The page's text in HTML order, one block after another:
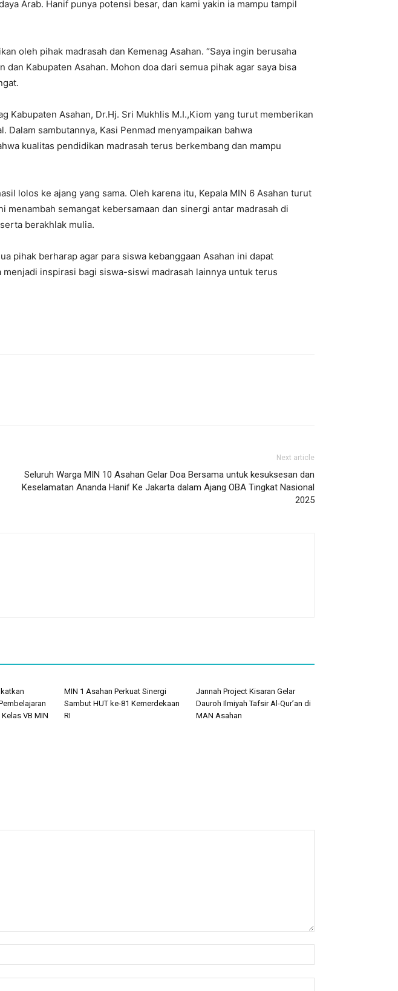
Arab. Hanif punya potensi besar, dan kami yakin ia mampu tampil
oleh pihak madrasah dan Kemenag Asahan. “Saya ingin berusaha
Kabupaten Asahan. Mohon doa dari semua pihak agar saya bisa
Kabupaten Asahan, Dr.Hj. Sri Mukhlis M.I.,Kiom yang turut memberikan
sambutannya, Kasi Penmad menyampaikan bahwa
kualitas pendidikan madrasah terus berkembang dan mampu
lolos ke ajang yang sama. Oleh karena itu, Kepala MIN 6 Asahan turut
semangat kebersamaan dan sinergi antar madrasah di
berakhlak mulia.
pihak berharap agar para siswa kebanggaan Asahan ini dapat
menjadi inspirasi bagi siswa-siswi madrasah lainnya untuk terus
Next article
Seluruh Warga MIN 10 Asahan Gelar Doa Bersama untuk kesuksesan dan
Keselamatan Ananda Hanif Ke Jakarta dalam Ajang OBA Tingkat Nasional
2025
VB MIN
MIN 1 Asahan Perkuat Sinergi
Sambut HUT ke-81 Kemerdekaan
RI
Jannah Project Kisaran Gelar
Dauroh Ilmiyah Tafsir Al-Qur’an di
MAN Asahan